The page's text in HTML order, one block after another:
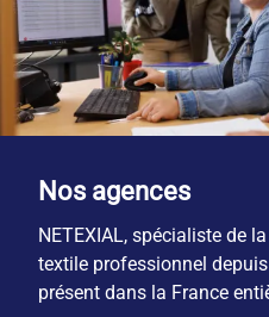
Nos agences
NETEXIAL, spécialiste de
textile professionnel
présent dans la France